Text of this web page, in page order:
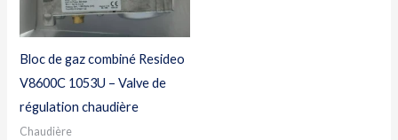
Bloc de gaz combiné Resideo
V8600C 1053U – Valve de
régulation chaudière
Chaudière